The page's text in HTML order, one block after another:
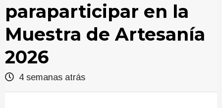
paraparticipar en la
Muestra de Artesanía
2026
4 semanas atrás